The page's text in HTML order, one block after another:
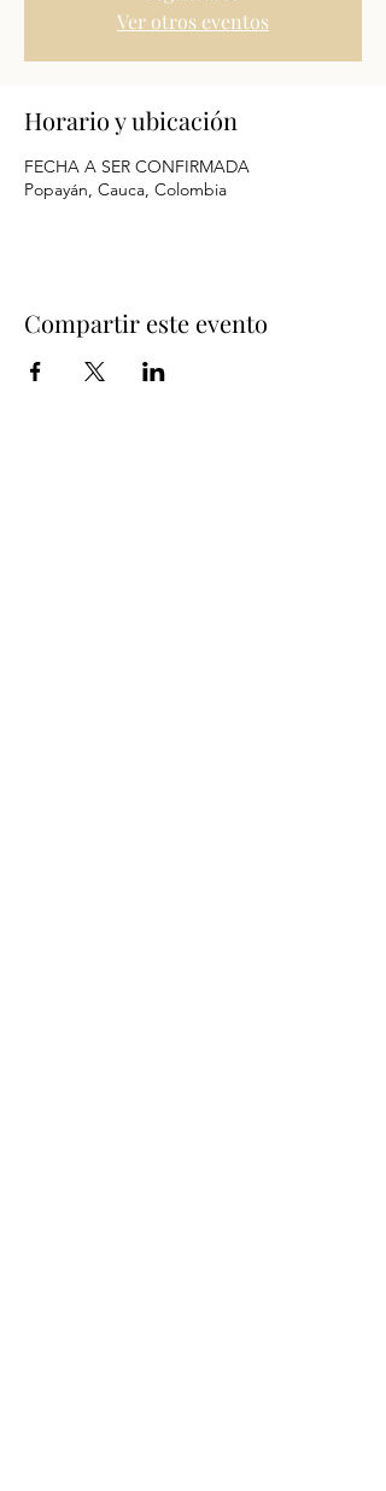
Ver otros eventos
Horario y ubicación
FECHA A SER CONFIRMADA
Popayán, Cauca, Colombia
Compartir este evento